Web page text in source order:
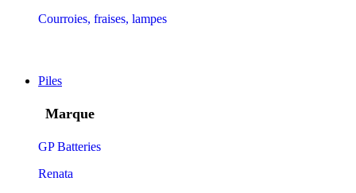
Courroies, fraises, lampes
Piles
Marque
GP Batteries
Renata